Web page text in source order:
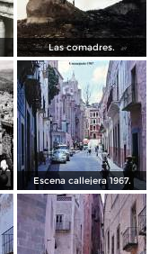
Las comadres.
Escena callejera 1967.